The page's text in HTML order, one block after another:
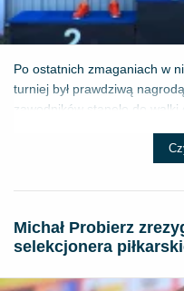
Po ostatnich zmaganiach w
turniej był prawdziwą
zawodników stanęło do walki
Michał Probierz
selekcjonera